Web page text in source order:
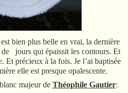
bien plus belle en vrai, la dernière
de jours qui épaissit les contours. Et
Et précieux à la fois. Je l’ai baptisée
elle est presque opalescente.
majeur de Théophile Gautier: